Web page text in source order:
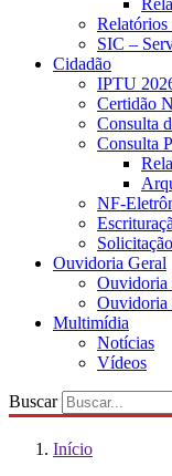
Relatórios
SIC –
Cidadão
IPTU
Certidão
Consulta
Consulta
NF-
Ouvidoria Geral
Ouvidoria
Ouvidoria
Multimídia
Notícias
Vídeos
Buscar
Início